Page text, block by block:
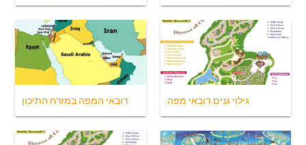
דובאי המפה במזרח התיכון. גילוי גנים דובאי מפה